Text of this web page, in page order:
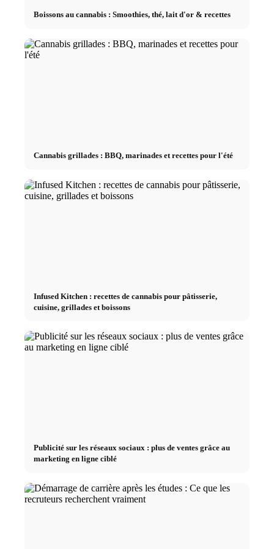
Boissons au cannabis : Smoothies, thé, lait d'or & recettes
Cannabis grillades : BBQ, marinades et recettes pour l'été
Infused Kitchen : recettes de cannabis pour pâtisserie,
cuisine, grillades et boissons
Publicité sur les réseaux sociaux : plus de ventes grâce au
marketing en ligne ciblé